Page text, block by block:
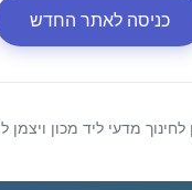
כניסה לאתר החדש
לחינוך מדעי ליד מכון